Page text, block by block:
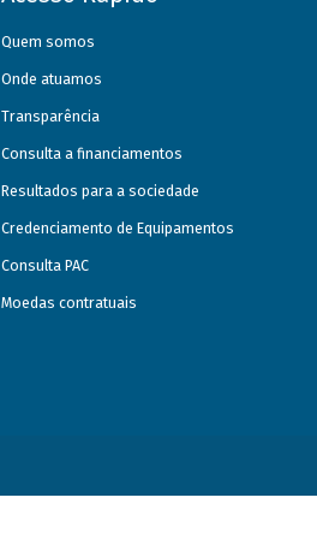
Quem somos
Onde atuamos
Transparência
Consulta a financiamentos
Resultados para a sociedade
Credenciamento de Equipamentos
Consulta PAC
Moedas contratuais